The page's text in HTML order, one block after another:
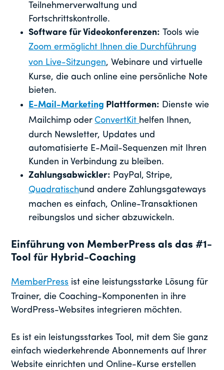
Teilnehmerverwaltung und
Fortschrittskontrolle.
Software für Videokonferenzen: Tools wie
Zoom ermöglicht Ihnen die Durchführung
von Live-Sitzungen, Webinare und virtuelle
Kurse, die auch online eine persönliche Note
bieten.
E-Mail-Marketing Plattformen: Dienste wie
Mailchimp oder ConvertKit helfen Ihnen,
durch Newsletter, Updates und
automatisierte E-Mail-Sequenzen mit Ihren
Kunden in Verbindung zu bleiben.
Zahlungsabwickler: PayPal, Stripe,
Quadratischund andere Zahlungsgateways
machen es einfach, Online-Transaktionen
reibungslos und sicher abzuwickeln.
Einführung von MemberPress als das #1-
Tool für Hybrid-Coaching
MemberPress ist eine leistungsstarke Lösung für
Trainer, die Coaching-Komponenten in ihre
WordPress-Websites integrieren möchten.
Es ist ein leistungsstarkes Tool, mit dem Sie ganz
einfach wiederkehrende Abonnements auf Ihrer
Website einrichten und Online-Kurse erstellen